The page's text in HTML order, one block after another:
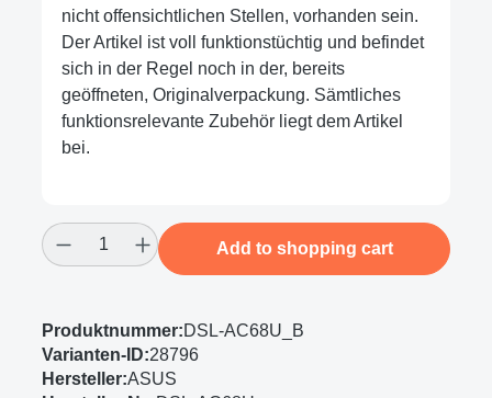
nicht offensichtlichen Stellen, vorhanden sein.
Der Artikel ist voll funktionstüchtig und befindet
sich in der Regel noch in der, bereits
geöffneten, Originalverpackung. Sämtliches
funktionsrelevante Zubehör liegt dem Artikel
bei.
Product Quantity: Enter the desired
Add to shopping cart
Produktnummer:DSL-AC68U_B
Varianten-ID:28796
Hersteller:ASUS